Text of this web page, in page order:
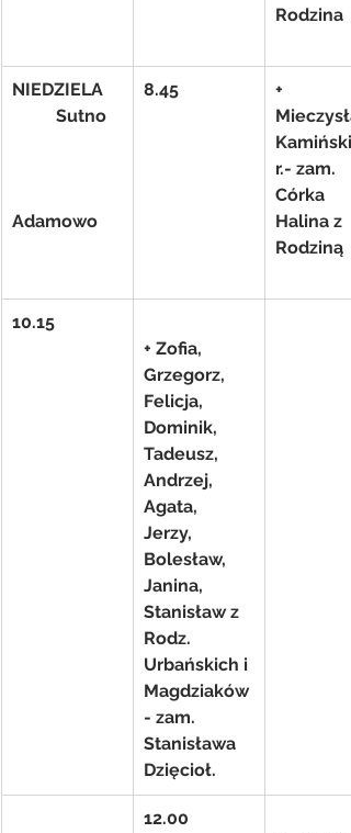
Rodzina
NIEDZIELA
Sutno
Adamowo
8.45
+
Kamiński
r.- zam.
Córka
Halina z
Rodziną
10.15
+ Zofia,
Grzegorz,
Felicja,
Dominik,
Tadeusz,
Andrzej,
Agata,
Jerzy,
Bolesław,
Janina,
Stanisław z
Rodz.
Urbańskich i
Magdziaków
- zam.
Stanisława
Dzięcioł.
12.00